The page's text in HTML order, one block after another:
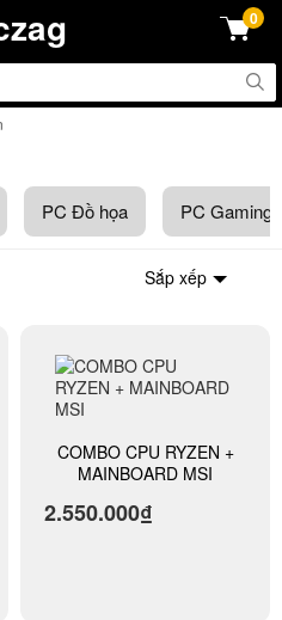
0
PC Đồ họa PC Gaming
Sắp xếp
COMBO CPU RYZEN +
MAINBOARD MSI
2.550.000₫